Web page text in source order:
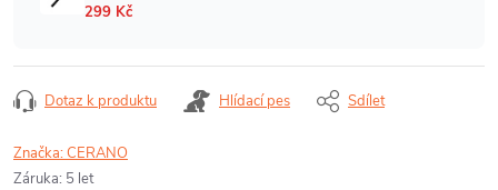
Dotaz k produktu Hlídací pes Sdílet
Značka:CERANO
Záruka: 5 let